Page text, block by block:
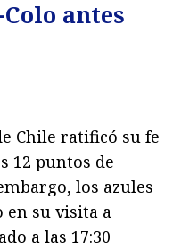
antes
Chile ratificó su fe
12 puntos de
los azules
en su visita a
a las 17:30